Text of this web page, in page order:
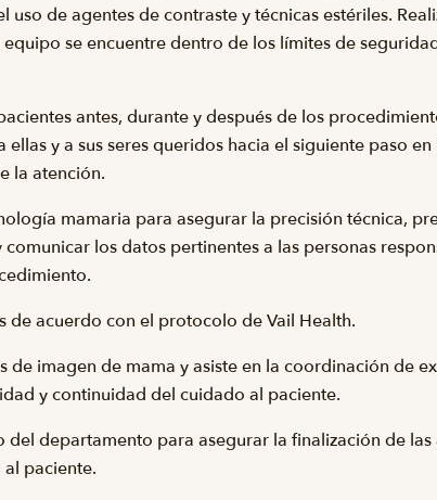
de agentes de contraste y técnicas estériles.
se encuentre dentro de los límites de
antes, durante y después de los
y a sus seres queridos hacia el siguiente paso en
la atención.
mamaria para asegurar la precisión técnica,
los datos pertinentes a las personas
de acuerdo con el protocolo de Vail Health.
de imagen de mama y asiste en la coordinación de
y continuidad del cuidado al paciente.
departamento para asegurar la finalización de las
paciente.